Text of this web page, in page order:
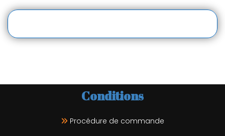
Conditions
Procédure de commande